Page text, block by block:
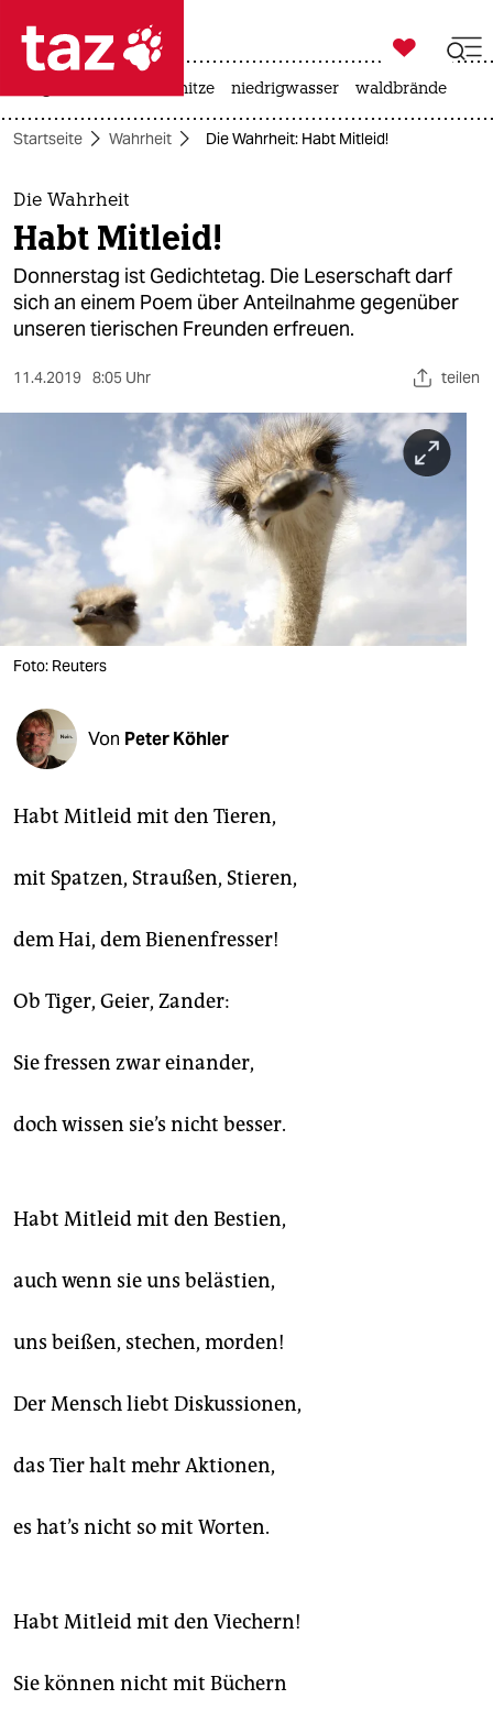
 taz zahl ich
taz zahl ich
themen
politik
öko
berlin
nord
wahrheit
verlag
veranstaltungen
shop
fragen & hilfe
genossenschaft
epaper login

taz zahl ich
hitze niedrigwasser waldbrände
Startseite Wahrheit Die Wahrheit: Habt Mitleid!
Die Wahrheit
Habt Mitleid!
Donnerstag ist Gedichtetag. Die Leserschaft darf
sich an einem Poem über Anteilnahme gegenüber
unseren tierischen Freunden erfreuen.
11.4.2019 8:05 Uhr teilen
Foto: Reuters
Von Peter Köhler
Habt Mitleid mit den Tieren,
mit Spatzen, Straußen, Stieren,
dem Hai, dem Bienenfresser!
Ob Tiger, Geier, Zander:
Sie fressen zwar einander,
doch wissen sie’s nicht besser.
Habt Mitleid mit den Bestien,
auch wenn sie uns belästien,
uns beißen, stechen, morden!
Der Mensch liebt Diskussionen,
das Tier halt mehr Aktionen,
es hat’s nicht so mit Worten.
Habt Mitleid mit den Viechern!
Sie können nicht mit Büchern